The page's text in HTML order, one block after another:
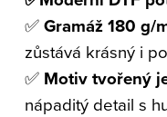
✅Gramáž 180 g/
zůstává krásný i
✅ Motiv tvořený
nápaditý detail s